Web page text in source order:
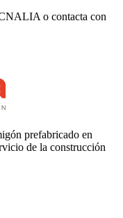
o contacta con
prefabricado en
de la construcción